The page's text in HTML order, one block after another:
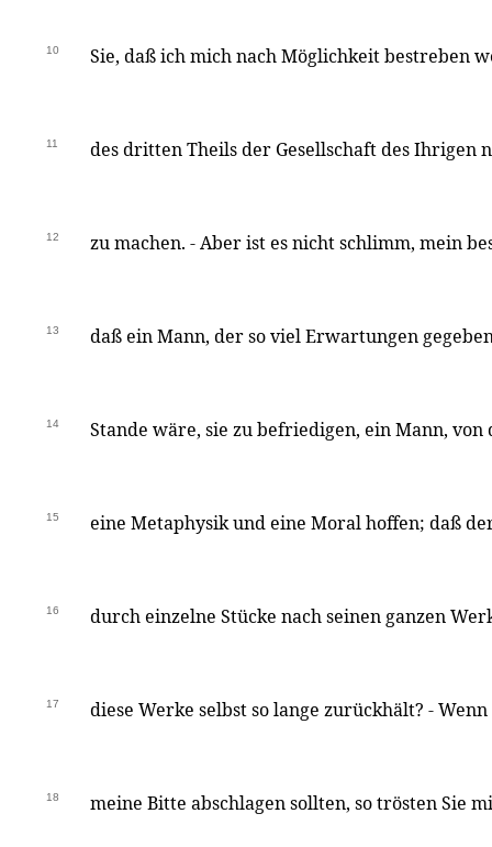
10 Sie, daß ich mich nach Möglichkeit bestreben
11 des dritten Theils der Gesellschaft des Ihrigen
12 zu machen. - Aber ist es nicht schlimm, mein
13 daß ein Mann, der so viel Erwartungen
14 Stande wäre, sie zu befriedigen, ein Mann, von
15 eine Metaphysik und eine Moral hoffen; daß
16 durch einzelne Stücke nach seinen ganzen
17 diese Werke selbst so lange zurückhält? -
18 meine Bitte abschlagen sollten, so trösten Sie